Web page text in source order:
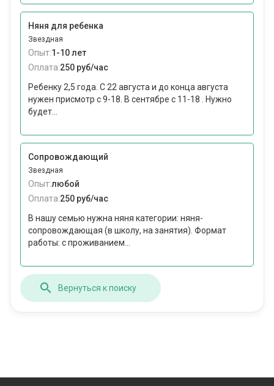
Няня для ребенка
Звездная
Опыт:1-10 лет
Оплата:250 руб/час
Ребенку 2,5 года. С 22 августа и до конца августа
нужен присмотр с 9-18. В сентябре с 11-18 . Нужно
будет...
Сопровождающий
Звездная
Опыт:любой
Оплата:250 руб/час
В нашу семью нужна няня категории: няня-
сопровождающая (в школу, на занятия). Формат
работы: c проживанием...
Вернуться к поиску